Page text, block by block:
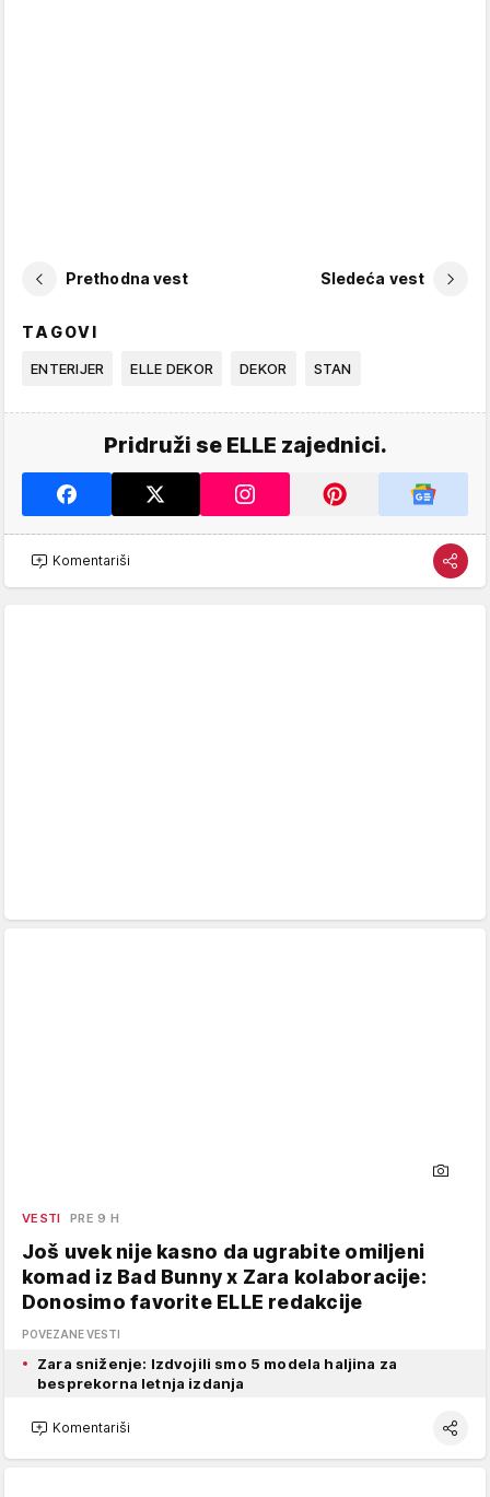
Prethodna vest Sledeća vest
TAGOVI
ENTERIJER ELLE DEKOR DEKOR STAN
Pridruži se ELLE zajednici.
Komentariši
VESTI PRE 9 H
Još uvek nije kasno da ugrabite omiljeni
komad iz Bad Bunny x Zara kolaboracije:
Donosimo favorite ELLE redakcije
POVEZANE VESTI
Zara sniženje: Izdvojili smo 5 modela haljina za
besprekorna letnja izdanja
Komentariši